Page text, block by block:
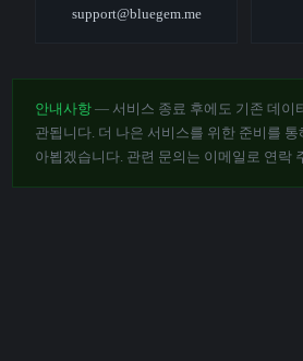
support@bluegem.me
안내사항 — 서비스 종료 후에도 기존 데이
관됩니다. 더 나은 서비스를 위한 준비를
아뵙겠습니다. 관련 문의는 이메일로 연락